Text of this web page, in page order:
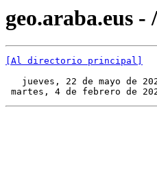
geo.araba.eus
[Al directorio principal]
jueves, 22 de mayo de
martes, 4 de febrero de